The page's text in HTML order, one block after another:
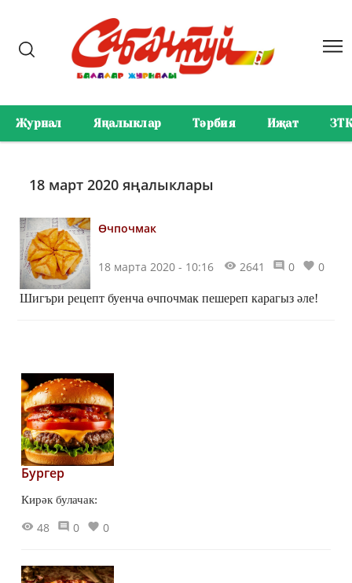
Журнал Яңалыклар Тәрбия Иҗат ЗТК
18 март 2020 яңалыклары
Өчпочмак
18 марта 2020 - 10:16 2641 0 0
Шигъри рецепт буенча өчпочмак пешереп карагыз әле!
Бургер
Кирәк булачак:
48 0 0